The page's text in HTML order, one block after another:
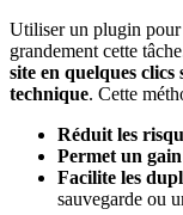
Utiliser un plugin
grandement cette
site en quelques
technique. Cette
Réduit les
Permet un
Facilite les
sauvegarde ou